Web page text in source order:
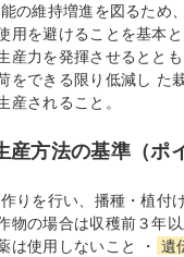
の維持増進を図るため
用を避けることを基本
産力を発揮させるとと
をできる限り低減し た
産されること。
方法の基準（ポ
りを行い、播種・植付
物の場合は収穫前３年
は使用しないこと ・ 遺